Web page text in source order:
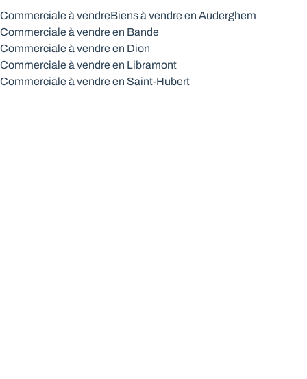
Max. budget
Chercher
Commerciale à vendreBiens à vendre en Auderghem
Commerciale à vendre en Bande
Commerciale à vendre en Dion
Commerciale à vendre en Libramont
Commerciale à vendre en Saint-Hubert